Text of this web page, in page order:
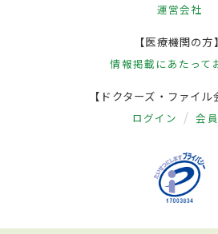
運営会社
【医療機関の方】
情報掲載にあたって
【ドクターズ・ファイル
ログイン 会